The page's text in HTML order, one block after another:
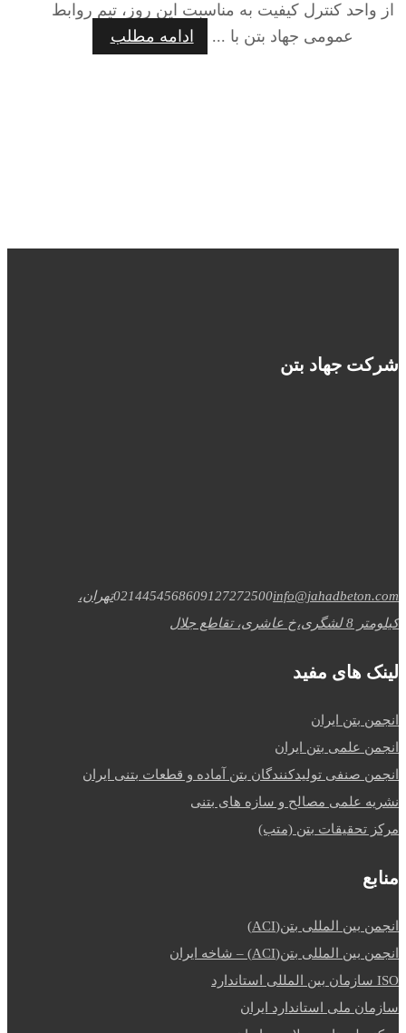
از واحد کنترل کیفیت به مناسبت این روز، تیم روابط
عمومی جهاد بتن با ...
ادامه مطلب
شرکت جهاد بتن
0214454568609127272500info@jahadbeton.com
تهران،
کیلومتر 8 لشگری،خ عاشری، تقاطع جلال
لینک های مفید
انجمن بتن ایران
انجمن علمی بتن ایران
انجمن صنفی تولیدکنندگان بتن آماده و قطعات بتنی ایران
نشریه علمی مصالح و سازه های بتنی
مرکز تحقیقات بتن (متب)
منابع
انجمن بین المللی بتن(ACI)
انجمن بین المللی بتن(ACI) – شاخه ایران
ISO سازمان بین المللی استاندارد
سازمان ملی استاندارد ایران